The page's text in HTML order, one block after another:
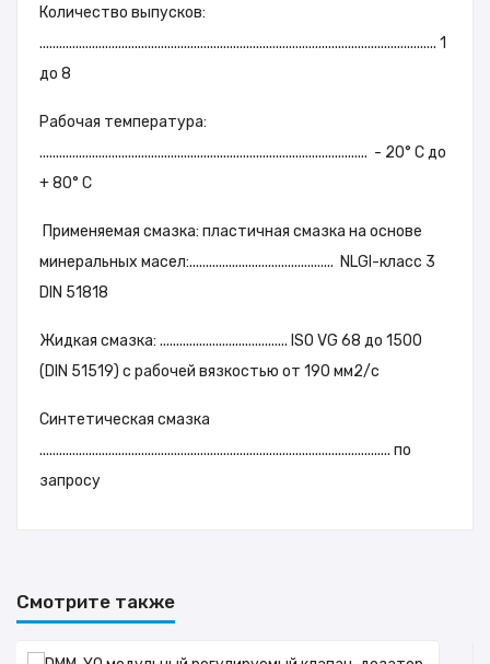
Количество выпусков:
......................................................................................................................... 1
до 8
Рабочая температура:
.................................................................................................... - 20° C до
+ 80° C
Применяемая смазка: пластичная смазка на основе
минеральных масел:............................................ NLGI-класс 3
DIN 51818
Жидкая смазка: ....................................... ISO VG 68 до 1500
(DIN 51519) с рабочей вязкостью от 190 мм2/с
Синтетическая смазка
........................................................................................................... по
запросу
Смотрите также